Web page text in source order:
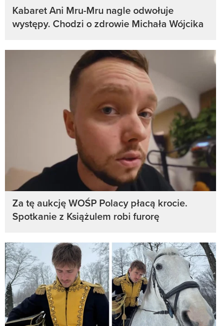
Kabaret Ani Mru-Mru nagle odwołuje
występy. Chodzi o zdrowie Michała Wójcika
Za tę aukcję WOŚP Polacy płacą krocie.
Spotkanie z Książulem robi furorę